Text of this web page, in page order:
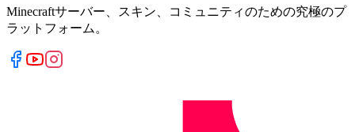
Minecraftサーバー、スキン、コミュニティのための究極のプ
ラットフォーム。